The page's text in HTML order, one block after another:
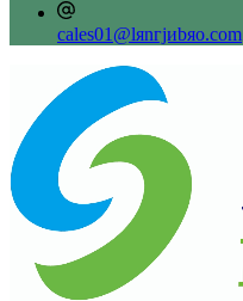
сales01@lяnгjиbяo.сom